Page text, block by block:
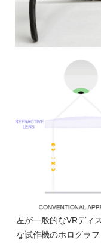
左が一般的なVRディ
な試作機のホログラ